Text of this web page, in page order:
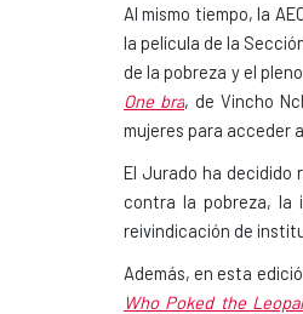
Al mismo tiempo, la
la película de la
de la pobreza y el
One bra, de Vincho
mujeres para acceder
El Jurado ha decidido
contra la pobreza, la
reivindicación de
Además, en esta
Who Poked the